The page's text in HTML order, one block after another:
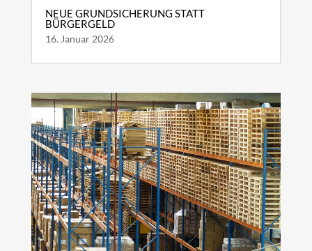
NEUE GRUNDSICHERUNG STATT
BÜRGERGELD
16. Januar 2026